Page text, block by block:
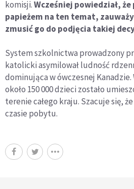
komisji.Wcześniej powiedział,
papieżem na ten temat,
zmusić go do podjęcia takiej
System szkolnictwa prowadzony
katolicki asymilował ludność
dominująca w ówczesnej Kanadzie.
około 150 000 dzieci zostało
terenie całego kraju. Szacuje się,
czasie pobytu.